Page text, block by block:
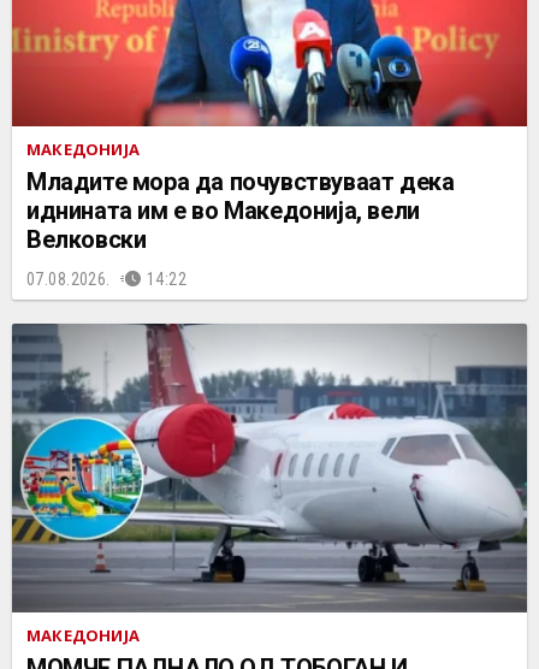
МАКЕДОНИЈА
Младите мора да почувствуваат дека
иднината им е во Македонија, вели
Велковски
07.08.2026. 14:22
МАКЕДОНИЈА